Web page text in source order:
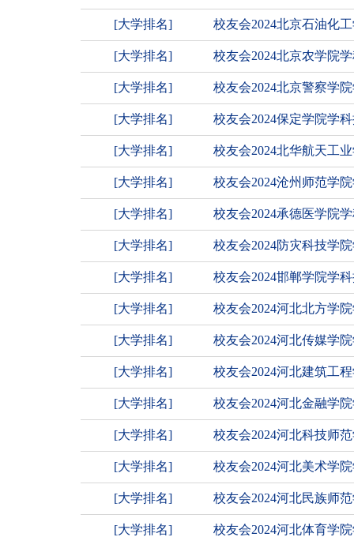
[大学排名] 校友会2024北京石油化
[大学排名] 校友会2024北京农学院
[大学排名] 校友会2024北京警察学
[大学排名] 校友会2024保定学院学
[大学排名] 校友会2024北华航天工
[大学排名] 校友会2024沧州师范学
[大学排名] 校友会2024承德医学院
[大学排名] 校友会2024防灾科技学
[大学排名] 校友会2024邯郸学院学
[大学排名] 校友会2024河北北方学
[大学排名] 校友会2024河北传媒学
[大学排名] 校友会2024河北建筑工
[大学排名] 校友会2024河北金融学
[大学排名] 校友会2024河北科技师
[大学排名] 校友会2024河北美术学
[大学排名] 校友会2024河北民族师
[大学排名] 校友会2024河北体育学